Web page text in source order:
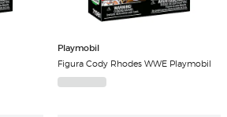
Playmobil
Figura Cody Rhodes WWE Playmobil